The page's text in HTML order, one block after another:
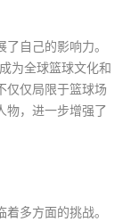
自己的影响力。
为全球篮球文化和
仅仅局限于篮球场
物，进一步增强了
多方面的挑战。